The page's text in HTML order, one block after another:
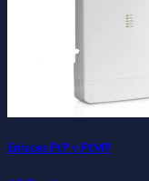
Enlaces PtP y PtMP